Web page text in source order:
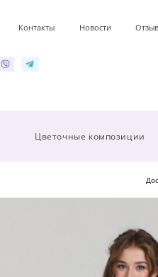
Контакты Новости
Цветочные композиции